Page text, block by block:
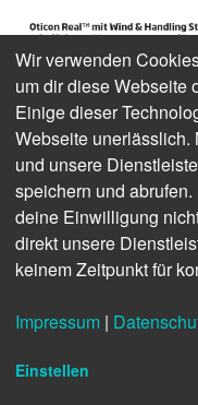
HörPartner
Wir verwenden
um dir diese Webseite
Einige dieser
Webseite unerlässlich.
und unsere
speichern und
deine Einwilligung
direkt unsere
keinem Zeitpunkt für
Impressum |
Einstellen